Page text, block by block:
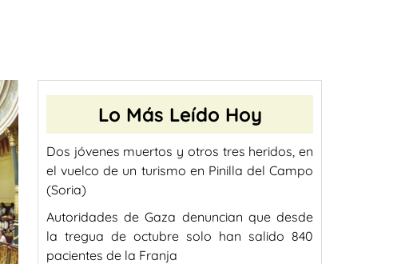
Lo Más Leído Hoy
Dos jóvenes muertos y otros tres heridos, en
el vuelco de un turismo en Pinilla del Campo
(Soria)
Autoridades de Gaza denuncian que desde
la tregua de octubre solo han salido 840
pacientes de la Franja